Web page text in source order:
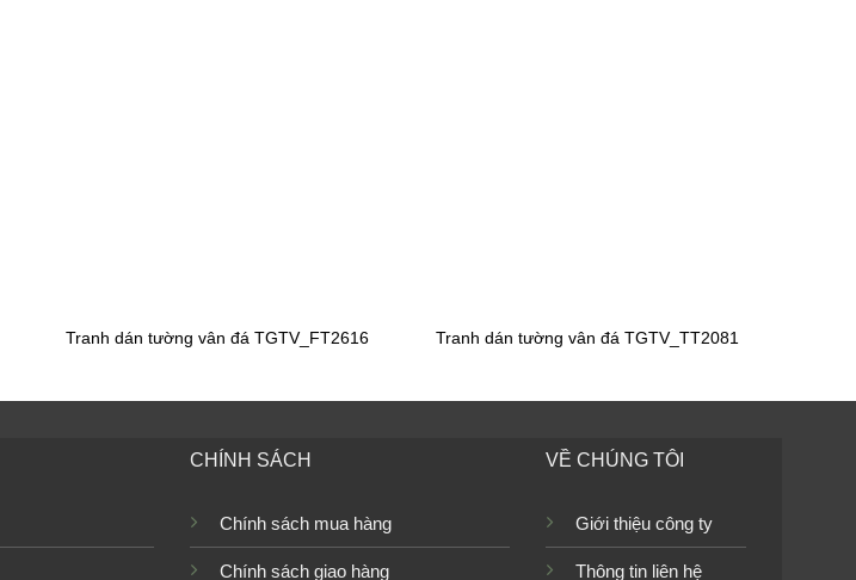
Tranh dán tường cho bé gái
TGTV_TV6487
Tranh dán tường cho bé gái
TGTV_TV6073
Tranh dán tường vân đá TGTV_FT2616 Tranh dán tường vân đá TGTV_TT2081
CHÍNH SÁCH
Chính sách mua hàng
Chính sách giao hàng
VỀ CHÚNG TÔI
Giới thiệu công ty
Thông tin liên hệ